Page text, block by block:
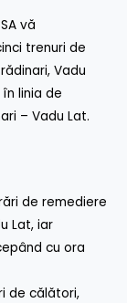
vă
trenuri de
Vadu
linia de
– Vadu Lat.
de remediere
Lat, iar
cu ora
de călători,